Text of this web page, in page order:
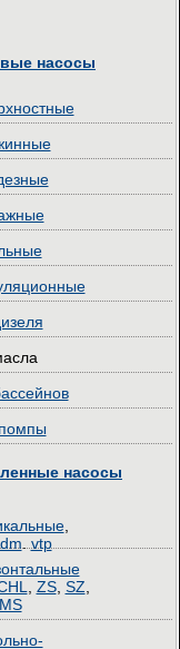
насосы
насосы
,
vtp
ZS, SZ
MS